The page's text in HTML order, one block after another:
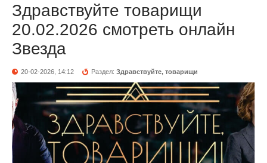
Здравствуйте товарищи
20.02.2026 смотреть онлайн
Звезда
20-02-2026, 14:12 Раздел:Здравствуйте, товарищи